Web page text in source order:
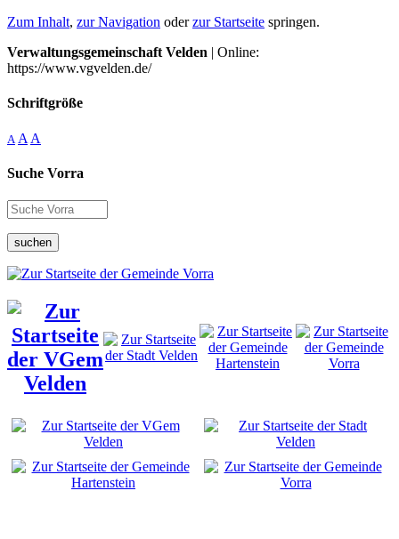
Zum Inhalt, zur Navigation oderzur Startseite springen.
Verwaltungsgemeinschaft Velden | Online:
https://www.vgvelden.de/
Schriftgröße
A A A
Suche Vorra
suchen